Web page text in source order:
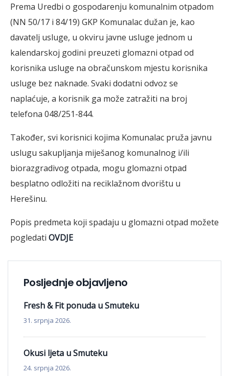
Prema Uredbi o gospodarenju komunalnim otpadom
(NN 50/17 i 84/19) GKP Komunalac dužan je, kao
davatelj usluge, u okviru javne usluge jednom u
kalendarskoj godini preuzeti glomazni otpad od
korisnika usluge na obračunskom mjestu korisnika
usluge bez naknade. Svaki dodatni odvoz se
naplaćuje, a korisnik ga može zatražiti na broj
telefona 048/251-844.
Također, svi korisnici kojima Komunalac pruža javnu
uslugu sakupljanja miješanog komunalnog i/ili
biorazgradivog otpada, mogu glomazni otpad
besplatno odložiti na reciklažnom dvorištu u
Herešinu.
Popis predmeta koji spadaju u glomazni otpad možete
pogledati OVDJE
Posljednje objavljeno
Fresh & Fit ponuda u Smuteku
31. srpnja 2026.
Okusi ljeta u Smuteku
24. srpnja 2026.